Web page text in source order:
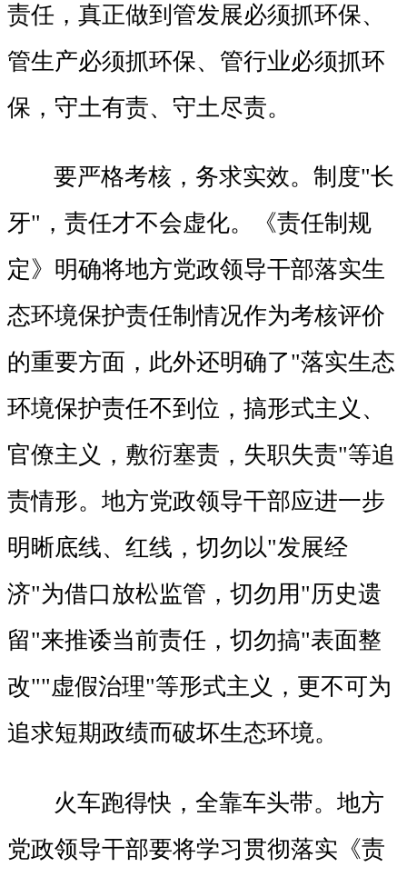
责任，真正做到管发展必须抓环保、
管生产必须抓环保、管行业必须抓环
保，守土有责、守土尽责。
要严格考核，务求实效。制度"长
牙"，责任才不会虚化。《责任制规
定》明确将地方党政领导干部落实生
态环境保护责任制情况作为考核评价
的重要方面，此外还明确了"落实生态
环境保护责任不到位，搞形式主义、
官僚主义，敷衍塞责，失职失责"等追
责情形。地方党政领导干部应进一步
明晰底线、红线，切勿以"发展经
济"为借口放松监管，切勿用"历史遗
留"来推诿当前责任，切勿搞"表面整
改""虚假治理"等形式主义，更不可为
追求短期政绩而破坏生态环境。
火车跑得快，全靠车头带。地方
党政领导干部要将学习贯彻落实《责